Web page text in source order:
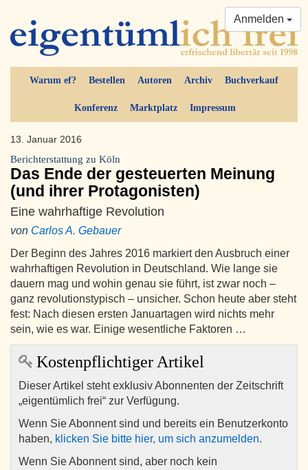
Warum ef? Bestellen Autoren Archiv Buchverkauf
Konferenz Marktplatz Impressum
Anmelden
13. Januar 2016
Berichterstattung zu Köln
Das Ende der gesteuerten Meinung
(und ihrer Protagonisten)
Eine wahrhaftige Revolution
von Carlos A. Gebauer
Der Beginn des Jahres 2016 markiert den Ausbruch einer
wahrhaftigen Revolution in Deutschland. Wie lange sie
dauern mag und wohin genau sie führt, ist zwar noch –
ganz revolutionstypisch – unsicher. Schon heute aber steht
fest: Nach diesen ersten Januartagen wird nichts mehr
sein, wie es war. Einige wesentliche Faktoren …
Kostenpflichtiger Artikel
Dieser Artikel steht exklusiv Abonnenten der Zeitschrift
„eigentümlich frei“ zur Verfügung.
Wenn Sie Abonnent sind und bereits ein Benutzerkonto
haben, klicken Sie bitte hier, um sich anzumelden.
Wenn Sie Abonnent sind, aber noch kein